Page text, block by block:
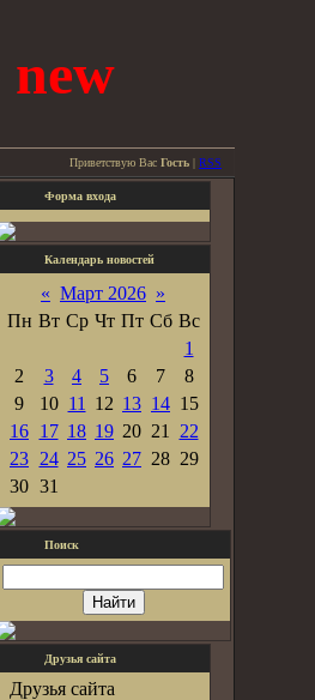
new
Приветствую Вас Гость | RSS
Форма входа
Календарь новостей
« Март 2026 »
Пн Вт Ср Чт Пт Сб Вс
1
2
3 4 5 6 7
8
9
10 11 12 13 14 15
16 17 18 19 20 21
22
23 24 25 26 27 28 29
30 31
Поиск
Друзья сайта
Друзья сайта